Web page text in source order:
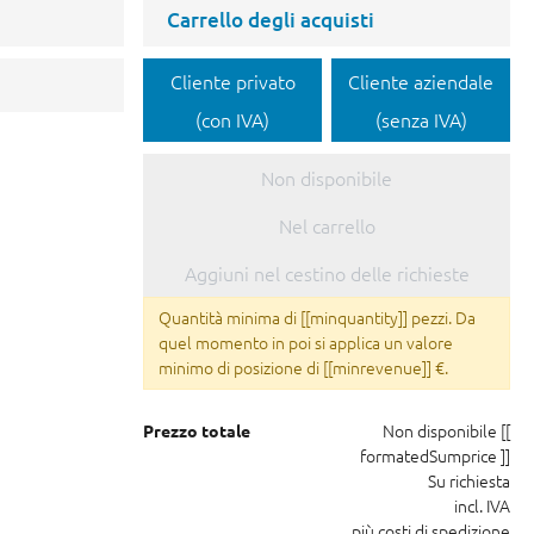
Carrello degli acquisti
Cliente privato
(con IVA)
Cliente aziendale
(senza IVA)
Non disponibile
Nel carrello
Aggiuni nel cestino delle richieste
Quantità minima di [[minquantity]] pezzi. Da
quel momento in poi si applica un valore
minimo di posizione di [[minrevenue]] €.
Prezzo totale Non disponibile [[
formatedSumprice ]]
Su richiesta
incl. IVA